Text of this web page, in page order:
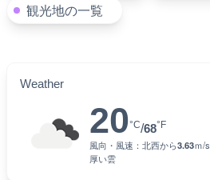
観光地の一覧
Weather
20°C/68°F
風向・風速： 北西から3.63ｍ/s
厚い雲